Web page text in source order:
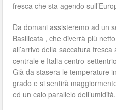
fresca che sta agendo
Da domani assisteremo ad un
Basilicata , che diverrà più
all’arrivo della saccatura
centrale e Italia centro-
Già da stasera le temperature
grado e si sentirà
ed un calo parallelo dell’umidità.